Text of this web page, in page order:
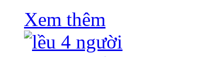
Xem thêm